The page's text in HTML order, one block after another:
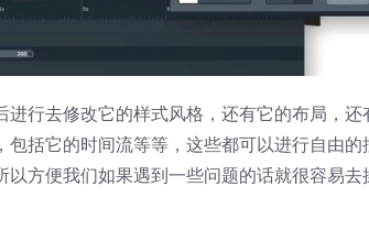
行去修改它的样式风格，还有它的布局，还
括它的时间流等等，这些都可以进行自由的
方便我们如果遇到一些问题的话就很容易去